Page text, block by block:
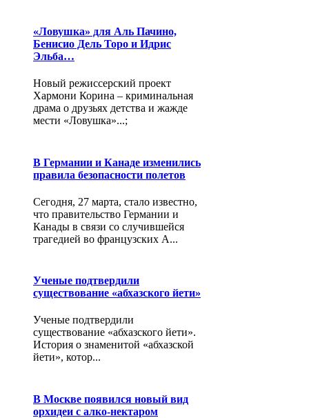
«Ловушка» для Аль Пачино,
Бенисио Дель Торо и Идрис
Эльба…
Новый режиссерский проект
Хармони Корина – криминальная
драма о друзьях детства и жажде
мести «Ловушка»...;
В Германии и Канаде изменились
правила безопасности полетов
Сегодня, 27 марта, стало известно,
что правительство Германии и
Канады в связи со случившейся
трагедией во французских А...
Ученые подтвердили
существование «абхазского йети»
Ученые подтвердили
существование «абхазского йети».
История о знаменитой «абхазской
йети», котор...
В Москве появился новый вид
орхидеи с алко-нектаром